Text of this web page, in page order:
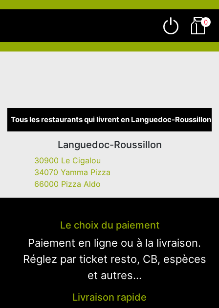
0
Tous les restaurants qui livrent en Languedoc-Roussillon
Languedoc-Roussillon
30900 Le Cigalou
34070 Yamma Pizza
66000 Pizza Aldo
Le choix du paiement
Paiement en ligne ou à la livraison.
Réglez par ticket resto, CB, espèces
et autres...
Livraison rapide